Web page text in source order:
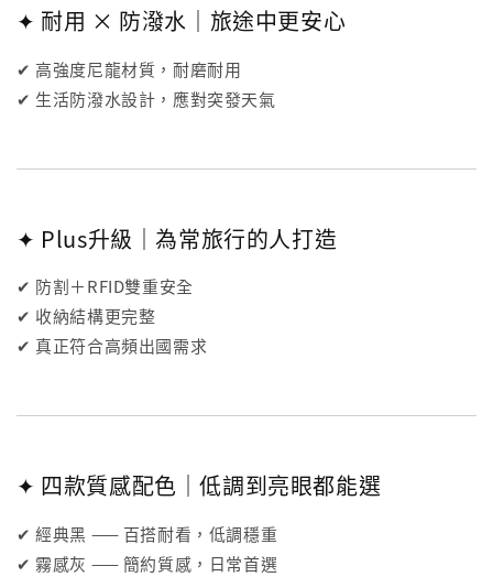
✦ 耐用 × 防潑水｜旅途中更安心
✔ 高強度尼龍材質，耐磨耐用
✔ 生活防潑水設計，應對突發天氣
✦ Plus升級｜為常旅行的人打造
✔ 防割＋RFID雙重安全
✔ 收納結構更完整
✔ 真正符合高頻出國需求
✦ 四款質感配色｜低調到亮眼都能選
✔ 經典黑 —— 百搭耐看，低調穩重
✔ 霧感灰 —— 簡約質感，日常首選